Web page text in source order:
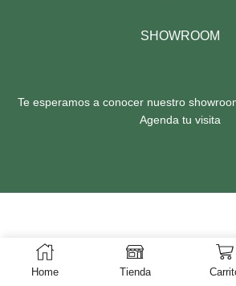
SHOWROOM
Te esperamos a conocer nuestro
Agenda tu visita
Home Tienda